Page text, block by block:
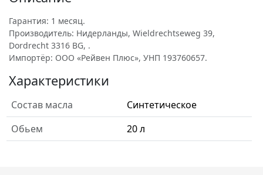
Гарантия: 1 месяц.
Производитель: Нидерланды, Wieldrechtseweg 39,
Dordrecht 3316 BG, .
Импортёр: ООО «Рейвен Плюс», УНП 193760657.
Характеристики
Состав масла
Синтетическое
Обьем
20 л